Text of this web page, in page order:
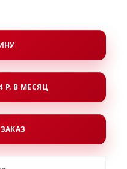
Р. В МЕСЯЦ